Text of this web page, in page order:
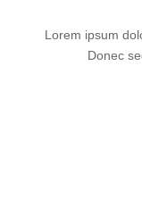
Lorem ipsum
Donec